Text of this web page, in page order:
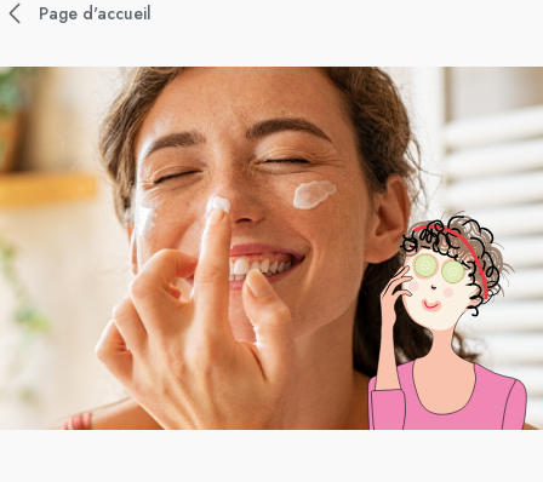
Page d'accueil